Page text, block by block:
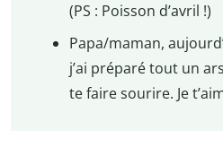
(PS : Poisson d’avril !)
Papa/maman,
j’ai préparé tout un
te faire sourire. Je